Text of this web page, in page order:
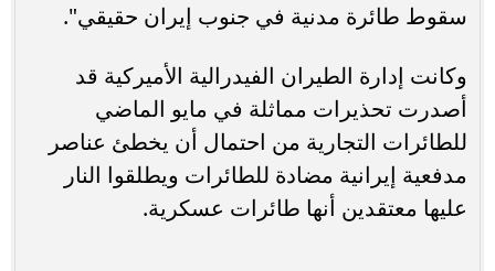
سقوط طائرة مدنية في جنوب إيران حقيقي".
وكانت إدارة الطيران الفيدرالية الأميركية قد
أصدرت تحذيرات مماثلة في مايو الماضي
للطائرات التجارية من احتمال أن يخطئ عناصر
مدفعية إيرانية مضادة للطائرات ويطلقوا النار
عليها معتقدين أنها طائرات عسكرية.